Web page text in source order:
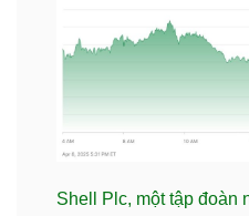
Shell Plc, một tập đoàn